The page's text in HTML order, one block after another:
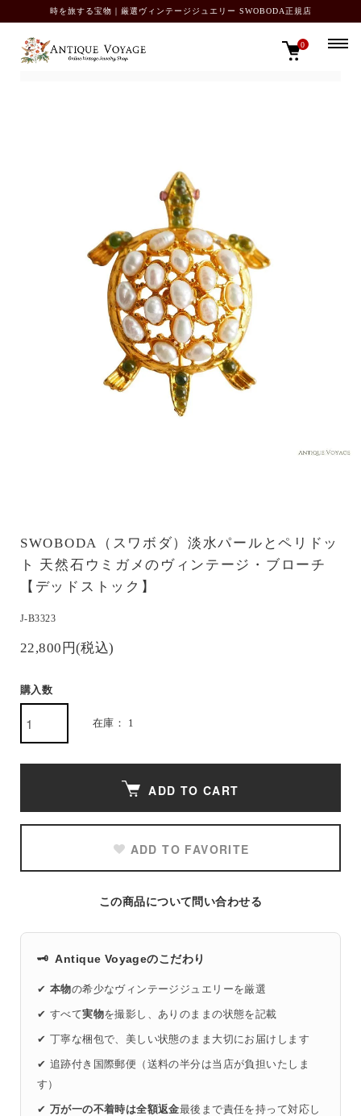
時を旅する宝物｜厳選ヴィンテージジュエリー SWOBODA正規店
0
TOP ブローチ・ピン
SWOBODA（スワボダ）淡水パールとペリドッ
ト 天然石ウミガメのヴィンテージ・ブローチ
【デッドストック】
J-B3323
22,800円(税込)
購入数
在庫： 1
ADD TO CART
ADD TO FAVORITE
この商品について問い合わせる
🗝️ Antique Voyageのこだわり
✔ 本物の希少なヴィンテージジュエリーを厳選
✔ すべて実物を撮影し、ありのままの状態を記載
✔ 丁寧な梱包で、美しい状態のまま大切にお届けします
✔ 追跡付き国際郵便（送料の半分は当店が負担いたしま
す）
✔ 万が一の不着時は全額返金最後まで責任を持って対応し